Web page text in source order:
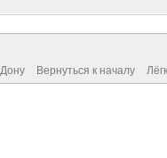
Вернуться к началу